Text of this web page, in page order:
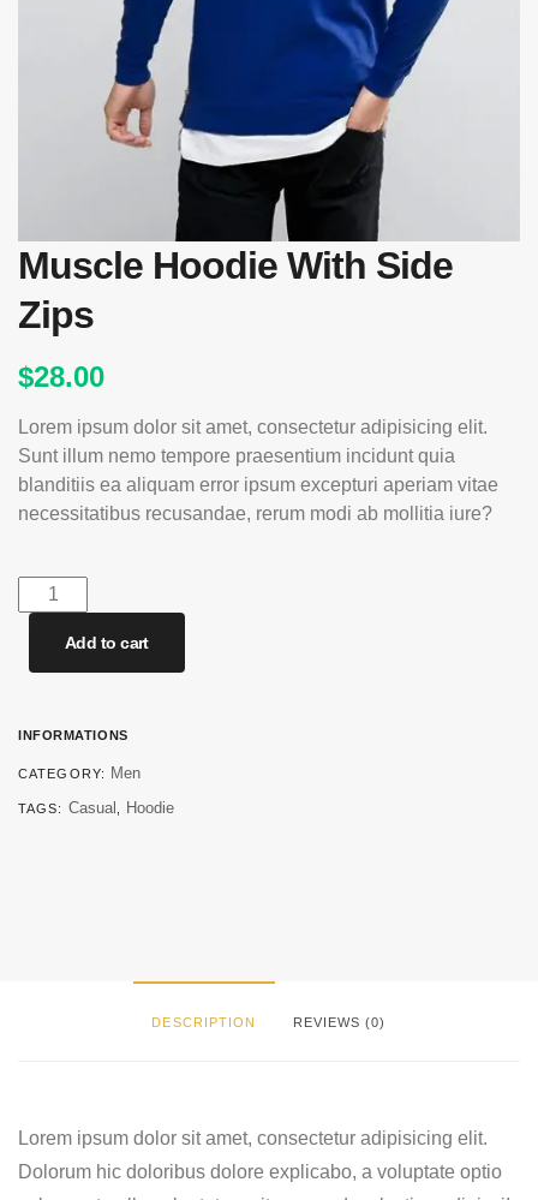
Muscle Hoodie With Side
Zips
$28.00
Lorem ipsum dolor sit amet, consectetur adipisicing elit.
Sunt illum nemo tempore praesentium incidunt quia
blanditiis ea aliquam error ipsum excepturi aperiam vitae
necessitatibus recusandae, rerum modi ab mollitia iure?
Muscle
Hoodie
Side
quantity
Add to cart
INFORMATIONS
CATEGORY: Men
TAGS: Casual Hoodie
DESCRIPTION REVIEWS (0)
Lorem ipsum dolor sit amet, consectetur adipisicing elit.
Dolorum hic doloribus dolore explicabo, a voluptate optio